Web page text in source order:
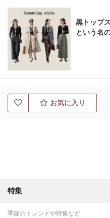
黒トップ
という名
お気に入り
特集
季節のトレンドや特集など